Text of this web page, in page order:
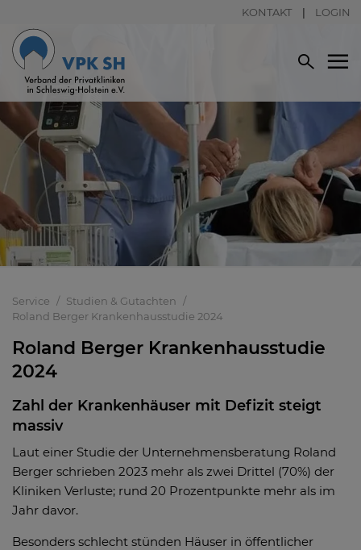
KONTAKT LOGIN
Service
Studien & Gutachten
Roland Berger Krankenhausstudie 2024
Roland Berger Krankenhausstudie
2024
Zahl der Krankenhäuser mit Defizit steigt
massiv
Laut einer Studie der Unternehmensberatung Roland
Berger schrieben 2023 mehr als zwei Drittel (70%) der
Kliniken Verluste; rund 20 Prozentpunkte mehr als im
Jahr davor.
Besonders schlecht stünden Häuser in öffentlicher